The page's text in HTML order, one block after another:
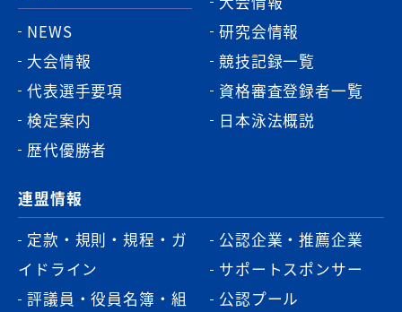
NEWS
大会情報
代表選手要項
検定案内
歴代優勝者
研究会情報
競技記録一覧
資格審査登録者一覧
日本泳法概説
連盟情報
定款・規則・規程・ガ
イドライン
評議員・役員名簿・組
公認企業・推薦企業
サポートスポンサー
公認プール